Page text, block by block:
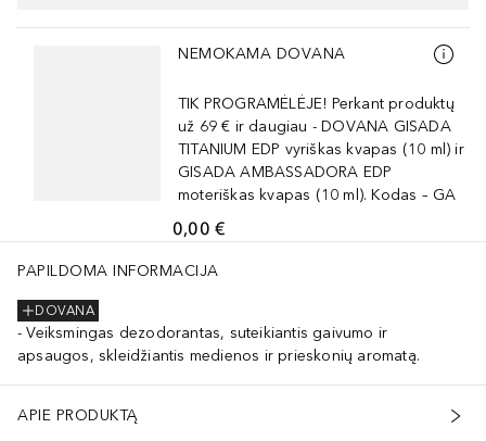
Praleisti slankiklį
NEMOKAMA DOVANA
TIK PROGRAMĖLĖJE! Perkant produktų
už 69 € ir daugiau - DOVANA GISADA
TITANIUM EDP vyriškas kvapas (10 ml) ir
GISADA AMBASSADORA EDP
moteriškas kvapas (10 ml). Kodas – GA
0,00 €
PAPILDOMA INFORMACIJA
DOVANA
Veiksmingas dezodorantas, suteikiantis gaivumo ir
apsaugos, skleidžiantis medienos ir prieskonių aromatą.
APIE PRODUKTĄ